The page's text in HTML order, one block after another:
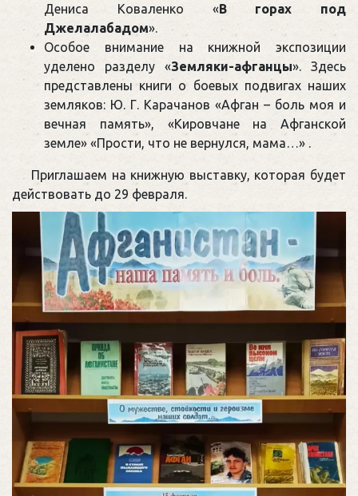
Дениса Коваленко «В горах под
Джелалабадом».
Особое внимание на книжной экспозиции
уделено разделу «Земляки-афганцы». Здесь
представлены книги о боевых подвигах наших
земляков: Ю. Г. Карачанов «Афган – боль моя и
вечная память», «Кировчане на Афганской
земле» «Прости, что не вернулся, мама…» .
Приглашаем на книжную выставку, которая будет
действовать до 29 февраля.